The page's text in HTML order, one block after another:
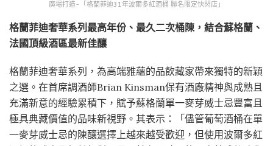
廣場打造-「格蘭菲迪31年波爾多紅酒桶 聯名限定快閃店」
格蘭菲迪奢華系列最高年份、最久二次桶陳，結合蘇格蘭、
法國頂級酒區最新佳釀
格蘭菲迪奢華系列，為高端雅蘊的品飲藏家帶來獨特的新穎
之選。在首席調酒師Brian Kinsman保有酒廠精神與成熟且
充滿新意的經驗累積下，賦予蘇格蘭單一麥芽威士忌豐富且
極具典藏價值的品味新視野。其表示：「儘管葡萄酒桶在單
一麥芽威士忌的陳釀選擇上越來越受歡迎，但使用波爾多紅